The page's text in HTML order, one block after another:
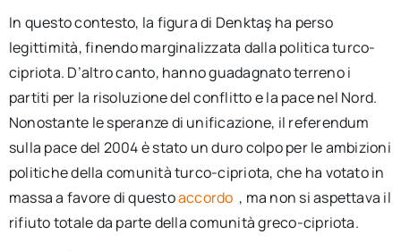
In questo contesto, la figura di Denktaş ha perso
legittimità, finendo marginalizzata dalla politica turco-
cipriota. D’altro canto, hanno guadagnato terreno i
partiti per la risoluzione del conflitto e la pace nel Nord.
Nonostante le speranze di unificazione, il referendum
sulla pace del 2004 è stato un duro colpo per le ambizioni
politiche della comunità turco-cipriota, che ha votato in
massa a favore di questoaccordo , ma non si aspettava il
rifiuto totale da parte della comunità greco-cipriota.